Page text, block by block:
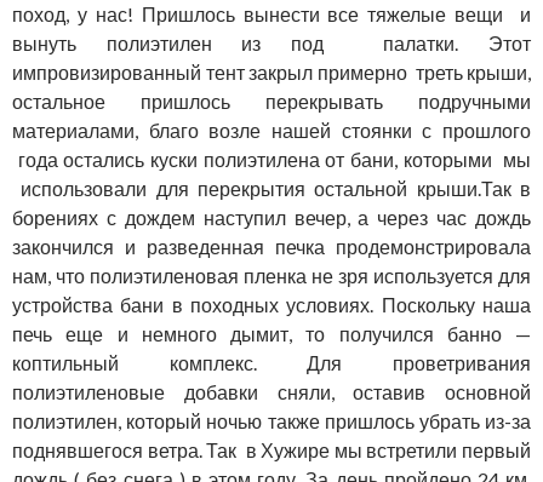
поход, у нас! Пришлось вынести все тяжелые вещи и
вынуть полиэтилен из под палатки. Этот
импровизированный тент закрыл примерно треть крыши,
остальное пришлось перекрывать подручными
материалами, благо возле нашей стоянки с прошлого
года остались куски полиэтилена от бани, которыми мы
использовали для перекрытия остальной крыши.Так в
борениях с дождем наступил вечер, а через час дождь
закончился и разведенная печка продемонстрировала
нам, что полиэтиленовая пленка не зря используется для
устройства бани в походных условиях. Поскольку наша
печь еще и немного дымит, то получился банно —
коптильный комплекс. Для проветривания
полиэтиленовые добавки сняли, оставив основной
полиэтилен, который ночью также пришлось убрать из-за
поднявшегося ветра. Так в Хужире мы встретили первый